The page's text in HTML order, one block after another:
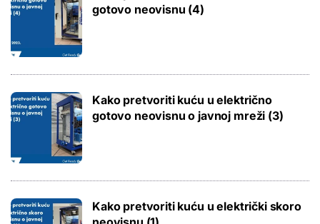
gotovo neovisnu (4)
Kako pretvoriti kuću u električno
gotovo neovisnu o javnoj mreži (3)
Kako pretvoriti kuću u električki skoro